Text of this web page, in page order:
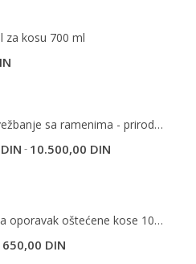
za kosu 700 ml
Lutka za vežbanje sa ramenima - prirodna kosa
DIN - 10.500,00 DIN
Šampon za oporavak oštećene kose 1000 ml
Originalna
650,00 DIN